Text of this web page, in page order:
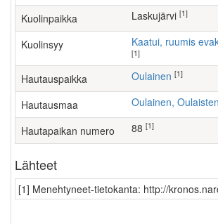
Kuolinpaikka Laskujärvi [1]
Kuolinsyy Kaatui, ruumis
[1]
Hautauspaikka Oulainen [1]
Hautausmaa Oulainen,
Hautapaikan numero 88 [1]
Lähteet
[1] Menehtyneet-tietokanta: http://